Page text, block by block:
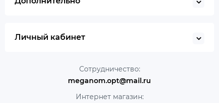
Личный кабинет
Сотрудничество:
meganom.opt@mail.ru
Интернет магазин: